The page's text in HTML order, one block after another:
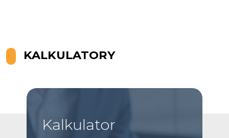
KALKULATORY
Kalkulator